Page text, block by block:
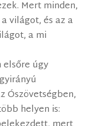
Mert minden,
világot, és az a
a mi
úgy
Ószövetségben,
helyen is: